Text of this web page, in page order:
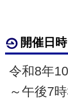
開催日時
令和8年
～午後7